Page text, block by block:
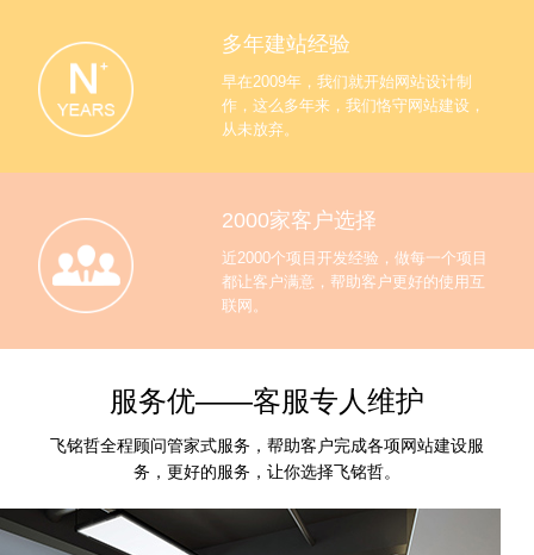
多年建站经验
早在2009年，我们就开始网站设计制
作，这么多年来，我们恪守网站建设，
从未放弃。
2000家客户选择
近2000个项目开发经验，做每一个项目
都让客户满意，帮助客户更好的使用互
联网。
服务优——客服专人维护
飞铭哲全程顾问管家式服务，帮助客户完成各项网站建设服
务，更好的服务，让你选择飞铭哲。